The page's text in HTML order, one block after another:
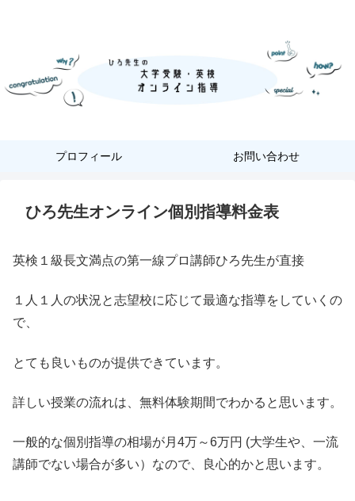
プロフィール お問い合わせ
ひろ先生オンライン個別指導料金表
英検１級長文満点の第一線プロ講師ひろ先生が直接
１人１人の状況と志望校に応じて最適な指導をしていくの
で、
とても良いものが提供できています。
詳しい授業の流れは、無料体験期間でわかると思います。
一般的な個別指導の相場が月4万～6万円 (大学生や、一流
講師でない場合が多い）なので、
良心的かと思います。